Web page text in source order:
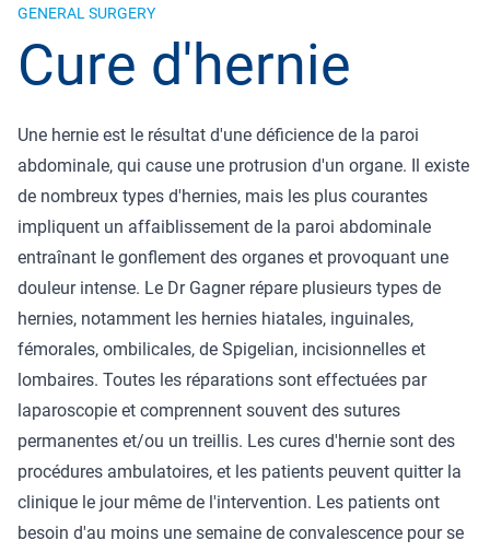
GENERAL SURGERY
Cure d'hernie
Une hernie est le résultat d'une déficience de la paroi
abdominale, qui cause une protrusion d'un organe. Il existe
de nombreux types d'hernies, mais les plus courantes
impliquent un affaiblissement de la paroi abdominale
entraînant le gonflement des organes et provoquant une
douleur intense. Le Dr Gagner répare plusieurs types de
hernies, notamment les hernies hiatales, inguinales,
fémorales, ombilicales, de Spigelian, incisionnelles et
lombaires. Toutes les réparations sont effectuées par
laparoscopie et comprennent souvent des sutures
permanentes et/ou un treillis. Les cures d'hernie sont des
procédures ambulatoires, et les patients peuvent quitter la
clinique le jour même de l'intervention. Les patients ont
besoin d'au moins une semaine de convalescence pour se